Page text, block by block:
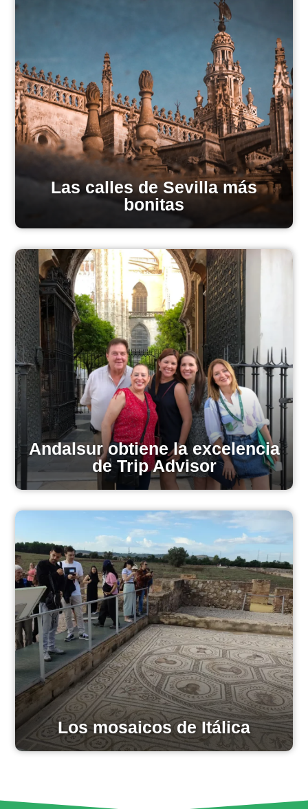
Las calles de Sevilla más
bonitas
Andalsur obtiene la excelencia
de Trip Advisor
Los mosaicos de Itálica